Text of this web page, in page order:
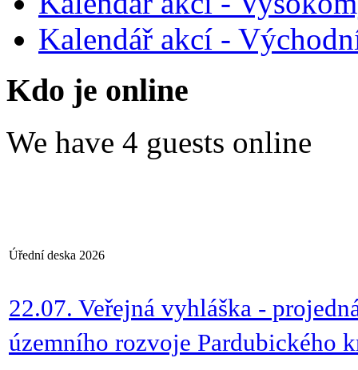
Kalendář akcí -
Kdo je online
We have 4 guests online
Úřední deska 2026
22.07. Veřejná vyhláška -
územního rozvoje Pardubického